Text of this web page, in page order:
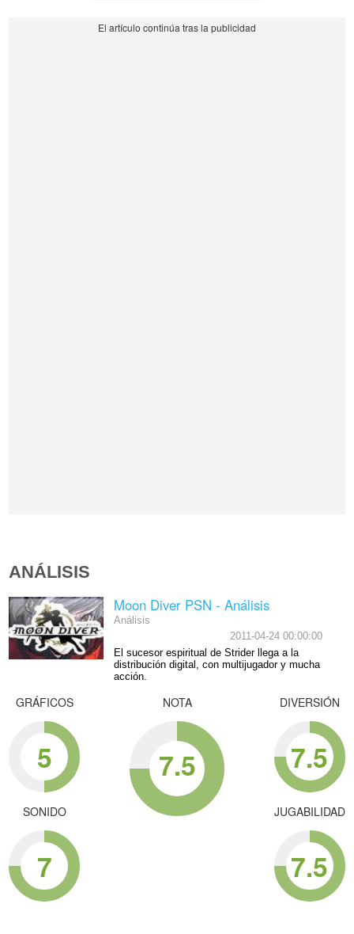
ANÁLISIS
Moon Diver PSN - Análisis
Análisis
2011-04-24 00:00:00
El sucesor espiritual de Strider llega a la
distribución digital, con multijugador y mucha
acción.
GRÁFICOS
5
SONIDO
7
NOTA
7.5
DIVERSIÓN
7.5
JUGABILIDAD
7.5